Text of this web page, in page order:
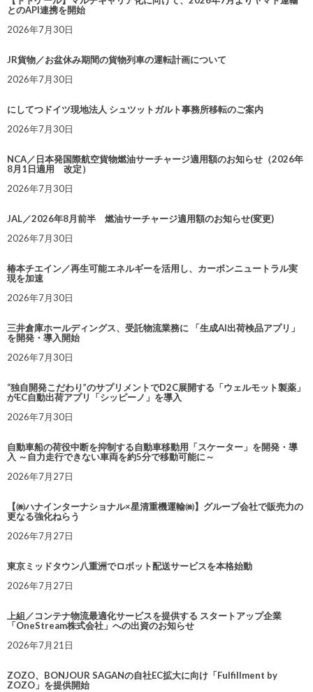
とのAPI連携を開始
2026年7月30日
JR貨物／お盆休み期間の貨物列車の運転計画について
2026年7月30日
にしてつドイツ現地法人 シュツットガルト事務所移転のご案内
2026年7月30日
NCA／日本発国際航空貨物燃油サーチャージ適用額のお知らせ（2026年
8月1日適用 改定）
2026年7月30日
JAL／2026年8月前半 燃油サーチャージ適用額のお知らせ(変更)
2026年7月30日
椿本チエイン／再生可能エネルギーを活用し、カーボンニュートラル実
現を加速
2026年7月30日
三井倉庫ホールディングス、受託物流業務に 「生成AI出荷検品アプリ」
を開発・導入開始
2026年7月30日
“独自開発こだわり”のサプリメントでD2C展開する「ウェルモット製薬」
がEC自動出荷アプリ「シッピーノ」を導入
2026年7月30日
自動車船の荷役中断を抑制する自動車移動用「スケーター」を開発・導
入 ～自力走行できない車両を約5分で移動可能に～
2026年7月27日
【㈱ハナインターナショナル×星清重機運輸㈱】グループ会社で販売力の
更なる強化ねらう
2026年7月27日
東京ミッドタウン八重洲でロボット配送サービスを本格始動
2026年7月27日
上組／コンテナ物流最適化サービスを提供する スタートアップ企業
「OneStream株式会社」への出資のお知らせ
2026年7月21日
ZOZO、BONJOUR SAGANの自社EC拡大に向け「Fulfillment by
ZOZO」を提供開始